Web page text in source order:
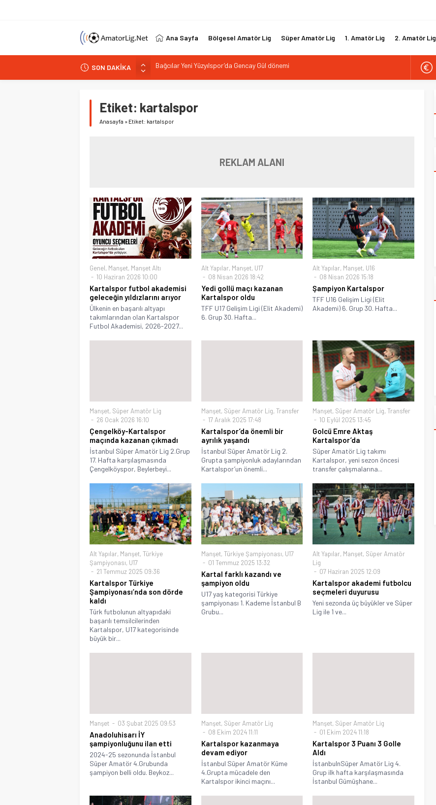
Ana Sayfa Bölgesel Amatör Lig Süper Amatör Lig 1. Amatör Lig 2. Amatör Lig
SON DAKİKA
Mert Zere İstanbul Kastamonu’da göreve başladı
İstanbul 17’de 17 yaptı PGL alarm veriyor
Vefa Kulübü’nde yeni başkan adayı belli oldu
Bağcılar Yeni Yüzyılspor’da Gencay Gül dönemi
Etiket: kartalspor
Anasayfa » Etiket: kartalspor
REKLAM ALANI
Genel, Manşet, Manşet Altı
10 Haziran 2026 10:00
Kartalspor futbol akademisi
geleceğin yıldızlarını arıyor
Ülkenin en başarılı altyapı
takımlarından olan Kartalspor
Futbol Akademisi, 2026-2027...
Alt Yapılar, Manşet, U17
08 Nisan 2026 18:42
Yedi gollü maçı kazanan
Kartalspor oldu
TFF U17 Gelişim Ligi (Elit Akademi)
6. Grup 30. Hafta...
Alt Yapılar, Manşet, U16
08 Nisan 2026 15:18
Şampiyon Kartalspor
TFF U16 Gelişim Ligi (Elit
Akademi) 6. Grup 30. Hafta...
Manşet, Süper Amatör Lig
26 Ocak 2026 16:10
Çengelköy-Kartalspor
maçında kazanan çıkmadı
İstanbul Süper Amatör Lig 2.Grup
17. Hafta karşılaşmasında
Çengelköyspor, Beylerbeyi...
Manşet, Süper Amatör Lig, Transfer
17 Aralık 2025 17:48
Kartalspor’da önemli bir
ayrılık yaşandı
İstanbul Süper Amatör Lig 2.
Grupta şampiyonluk adaylarından
Kartalspor’un önemli...
Manşet, Süper Amatör Lig,Transfer
10 Eylül 2025 13:45
Golcü Emre Aktaş
Kartalspor’da
Süper Amatör Lig takımı
Kartalspor, yeni sezon öncesi
transfer çalışmalarına...
Alt Yapılar, Manşet, Türkiye
Şampiyonası, U17
21 Temmuz 2025 09:36
Kartalspor Türkiye
Şampiyonası’nda son dörde
kaldı
Türk futbolunun altyapıdaki
başarılı temsilcilerinden
Kartalspor, U17 kategorisinde
büyük bir...
Manşet, Türkiye Şampiyonası, U17
01 Temmuz 2025 13:32
Kartal farklı kazandı ve
şampiyon oldu
U17 yaş kategorisi Türkiye
şampiyonası 1. Kademe İstanbul B
Grubu...
Alt Yapılar, Manşet, Süper Amatör
Lig
07 Haziran 2025 12:09
Kartalspor akademi futbolcu
seçmeleri duyurusu
Yeni sezonda üç büyükler ve Süper
Lig ile 1 ve...
Manşet 03 Şubat 2025 09:53
Anadoluhisarı İY
şampiyonluğunu ilan etti
2024-25 sezonunda İstanbul
Süper Amatör 4.Grubunda
şampiyon belli oldu. Beykoz...
Manşet, Süper Amatör Lig
08 Ekim 2024 11:11
Kartalspor kazanmaya
devam ediyor
İstanbul Süper Amatör Küme
4.Grupta mücadele den
Kartalspor ikinci maçını...
Manşet, Süper Amatör Lig
01 Ekim 2024 11:18
Kartalspor 3 Puanı 3 Golle
Aldı
İstanbulnSüper Amatör Lig 4.
Grup ilk hafta karşılaşmasında
İstanbul Gümüşhane...